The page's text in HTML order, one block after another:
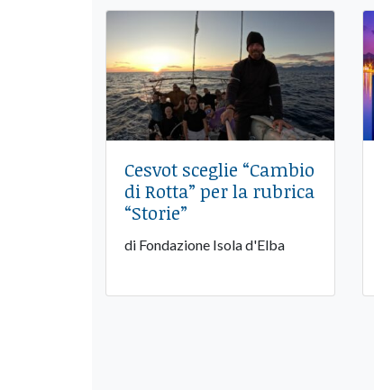
Cesvot sceglie “Cambio
di Rotta” per la rubrica
“Storie”
di Fondazione Isola d'Elba